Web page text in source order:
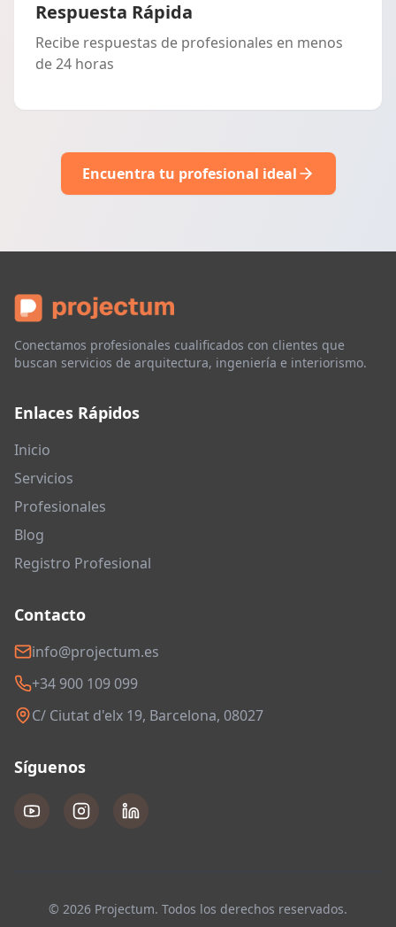
Respuesta Rápida
Recibe respuestas de profesionales en menos
de 24 horas
Encuentra tu profesional ideal
Conectamos profesionales cualificados con clientes que
buscan servicios de arquitectura, ingeniería e interiorismo.
Enlaces Rápidos
Inicio
Servicios
Profesionales
Blog
Registro Profesional
Contacto
info@projectum.es
+34 900 109 099
C/ Ciutat d'elx 19, Barcelona, 08027
Síguenos
© 2026 Projectum. Todos los derechos reservados.